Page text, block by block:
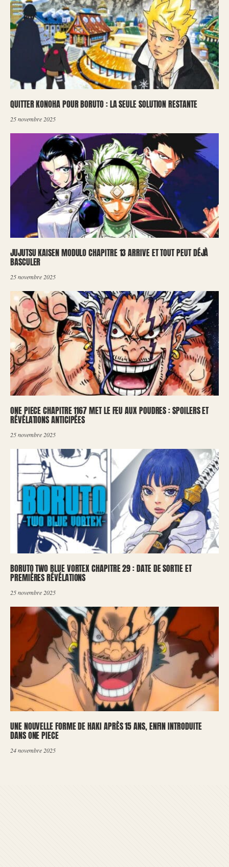
QUITTER KONOHA POUR BORUTO : LA SEULE SOLUTION RESTANTE
25 novembre 2025
JUJUTSU KAISEN MODULO CHAPITRE 13 ARRIVE ET TOUT PEUT DÉJÀ
BASCULER
25 novembre 2025
ONE PIECE CHAPITRE 1167 MET LE FEU AUX POUDRES : SPOILERS ET
RÉVÉLATIONS ANTICIPÉES
25 novembre 2025
BORUTO TWO BLUE VORTEX CHAPITRE 29 : DATE DE SORTIE ET
PREMIÈRES RÉVÉLATIONS
25 novembre 2025
UNE NOUVELLE FORME DE HAKI APRÈS 15 ANS, ENFIN INTRODUITE
DANS ONE PIECE
24 novembre 2025